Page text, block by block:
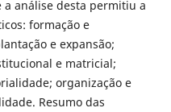
análise desta permitiu a
formação e
e expansão;
e matricial;
organização e
Resumo das